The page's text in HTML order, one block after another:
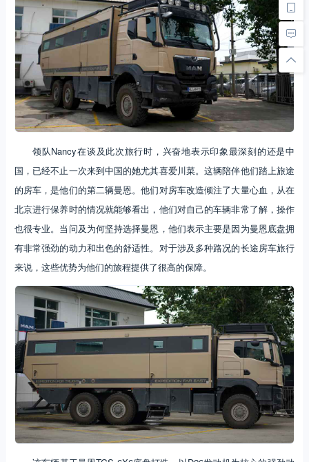
领队Nancy在谈及此次旅行时，兴奋地表示印象最深刻的还是中
国，已经不止一次来到中国的她尤其喜爱川菜。这辆陪伴他们踏上旅途
的房车，是他们的第二辆曼恩。他们对房车改造倾注了大量心血，从在
北京进行保养时的情况就能够看出，他们对自己的车辆非常了解，操作
也很专业。当问及为何坚持选择曼恩，他们表示主要是因为曼恩底盘拥
有非常强劲的动力和出色的舒适性。对于涉及多种路况的长途房车旅行
来说，这些优势为他们的旅程提供了很高的保障。